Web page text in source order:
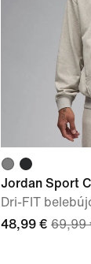
Jordan Sport
Dri-FIT
48,99 € 69,99